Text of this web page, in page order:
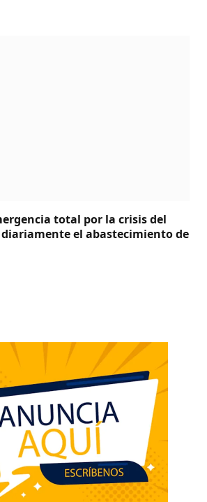
total por la crisis del
el abastecimiento de